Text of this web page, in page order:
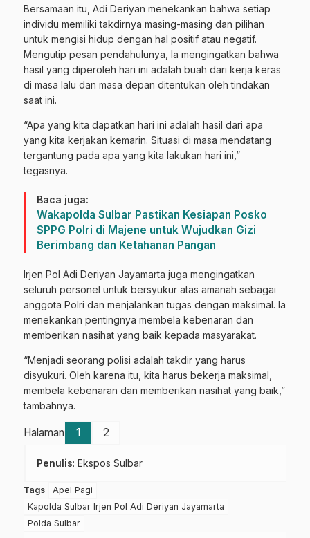
Bersamaan itu, Adi Deriyan menekankan bahwa setiap
individu memiliki takdirnya masing-masing dan pilihan
untuk mengisi hidup dengan hal positif atau negatif.
Mengutip pesan pendahulunya, Ia mengingatkan bahwa
hasil yang diperoleh hari ini adalah buah dari kerja keras
di masa lalu dan masa depan ditentukan oleh tindakan
saat ini.
“Apa yang kita dapatkan hari ini adalah hasil dari apa
yang kita kerjakan kemarin. Situasi di masa mendatang
tergantung pada apa yang kita lakukan hari ini,”
tegasnya.
Baca juga:
Wakapolda Sulbar Pastikan Kesiapan Posko
SPPG Polri di Majene untuk Wujudkan Gizi
Berimbang dan Ketahanan Pangan
Irjen Pol Adi Deriyan Jayamarta juga mengingatkan
seluruh personel untuk bersyukur atas amanah sebagai
anggota Polri dan menjalankan tugas dengan maksimal. Ia
menekankan pentingnya membela kebenaran dan
memberikan nasihat yang baik kepada masyarakat.
“Menjadi seorang polisi adalah takdir yang harus
disyukuri. Oleh karena itu, kita harus bekerja maksimal,
membela kebenaran dan memberikan nasihat yang baik,”
tambahnya.
Halaman 1 2
Penulis: Ekspos Sulbar
Tags
Apel Pagi
Kapolda Sulbar Irjen Pol Adi Deriyan Jayamarta
Polda Sulbar